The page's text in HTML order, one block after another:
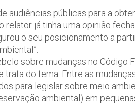
audiências públicas para a
relator já tinha uma opinião
o seu posicionamento a
sobre mudanças no Código
trata do tema. Entre as
para legislar sobre meio
ambiental) em